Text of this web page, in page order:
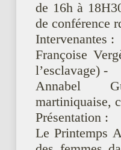
de 16h à
de conférence
Intervenantes :
Françoise
l’esclavage) -
Annabel
martiniquaise,
Présentation :
Le Printemps